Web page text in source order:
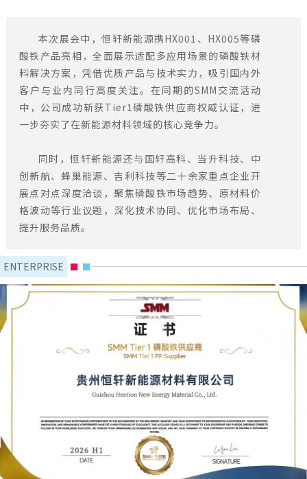
本次展会中，恒轩新能源携HX001、HX005等磷
酸铁产品亮相，全面展示适配多应用场景的磷酸铁材
料解决方案，凭借优质产品与技术实力，吸引国内外
客户与业内同行高度关注。在同期的SMM交流活动
中，公司成功斩获Tier1磷酸铁供应商权威认证，进
一步夯实了在新能源材料领域的核心竞争力。
同时，恒轩新能源还与国轩高科、当升科技、中
创新航、蜂巢能源、吉利科技等二十余家重点企业开
展点对点深度洽谈，聚焦磷酸铁市场趋势、原材料价
格波动等行业议题，深化技术协同、优化市场布局、
提升服务品质。
ENTERPRISE